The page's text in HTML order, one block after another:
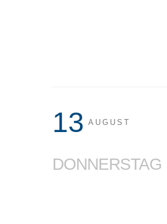
13 AUGUST
DONNERSTAG